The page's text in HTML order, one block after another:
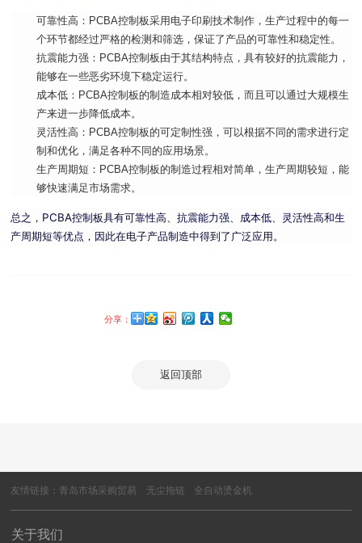
可靠性高：PCBA控制板采用电子印刷技术制作，生产过程中的每一
个环节都经过严格的检测和筛选，保证了产品的可靠性和稳定性。
抗震能力强：PCBA控制板由于其结构特点，具有较好的抗震能力，
能够在一些恶劣环境下稳定运行。
成本低：PCBA控制板的制造成本相对较低，而且可以通过大规模生
产来进一步降低成本。
灵活性高：PCBA控制板的可定制性强，可以根据不同的需求进行定
制和优化，满足各种不同的应用场景。
生产周期短：PCBA控制板的制造过程相对简单，生产周期较短，能
够快速满足市场需求。
总之，PCBA控制板具有可靠性高、抗震能力强、成本低、灵活性高和生
产周期短等优点，因此在电子产品制造中得到了广泛应用。
分享：
返回顶部
友情链接：青岛市场采购贸易 无尘拖链 全自动烫金机
关于我们